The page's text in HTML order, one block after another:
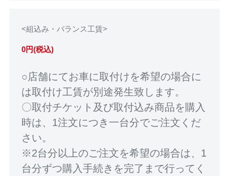
<組込み・バランス工賃>
0円(税込)
○店舗にてお車に取付けを希望の場合に
は取付け工賃が別途発生致します。
〇取付チケット及び取付込み商品を購入
時は、1注文につき一台分でご注文くだ
さい。
※2台分以上のご注文を希望の場合は、1
台分ずつ購入手続きを完了まで行ってく